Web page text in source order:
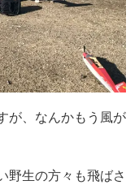
が、なんかもう風が
野生の方々も飛ばさ